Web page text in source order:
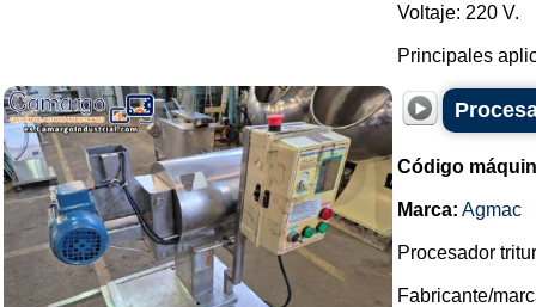
Voltaje: 220 V.
Principales
Código
Marca: Agmac
Procesador
Fabricante/